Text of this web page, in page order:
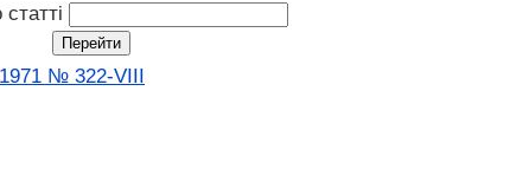
№ 322-VIII